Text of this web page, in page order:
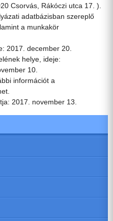
Csorvás, Rákóczi utca 17. ).
adatbázisban szereplő
a munkakör
2017. december 20.
helye, ideje:
10.
információt a
2017. november 13.